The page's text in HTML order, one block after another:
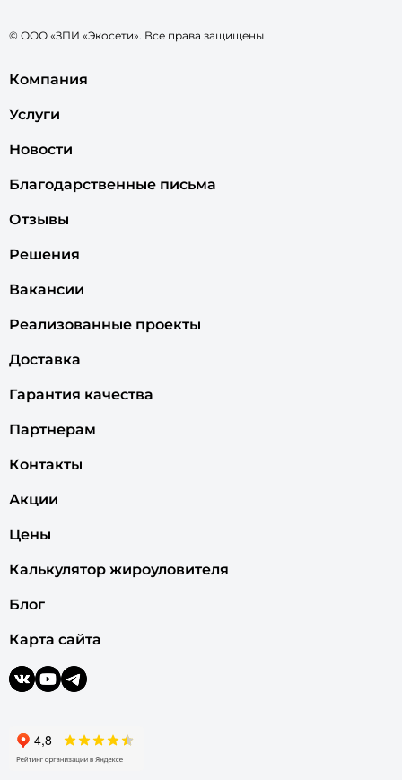
© ООО «ЗПИ «Экосети». Все права защищены
Компания
Услуги
Новости
Благодарственные письма
Отзывы
Решения
Вакансии
Реализованные проекты
Доставка
Гарантия качества
Партнерам
Контакты
Акции
Цены
Калькулятор жироуловителя
Блог
Карта сайта